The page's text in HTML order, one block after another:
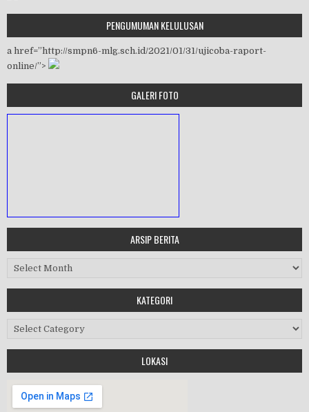
PENGUMUMAN KELULUSAN
a href=”http://smpn6-mlg.sch.id/2021/01/31/ujicoba-raport-
online/”>
GALERI FOTO
Workshop Perangkat 2019
HALAL BIHALAL
ARSIP BERITA
Arsip Berita
KATEGORI
Kategori
LOKASI